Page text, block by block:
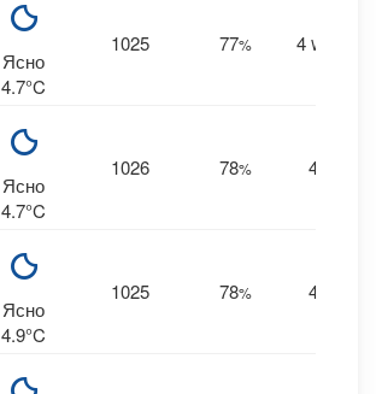
Ясно
4.7°C
1025 77% 4 WNW
Ясно
4.7°C
1026 78% 4
Ясно
4.9°C
1025 78% 4